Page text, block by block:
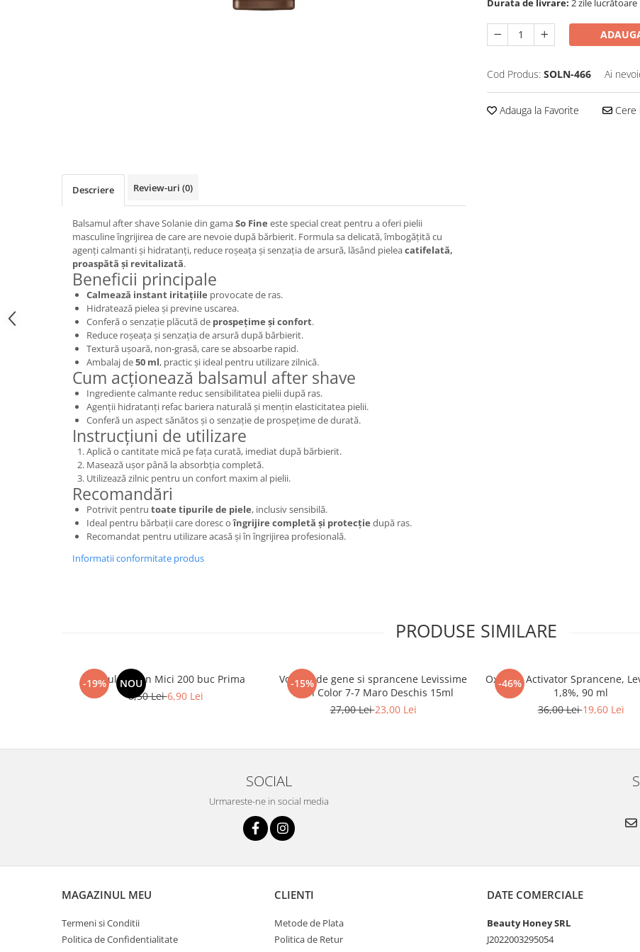
Durata de livrare: 2 zile lucrătoare
Cod Produs: SOLN-466 Ai
Adauga la Favorite Cere
Descriere Review-uri (0)
Balsamul after shave Solanie din gamaSo Fine este special creat pentru a oferi pielii
masculine îngrijirea de care are nevoie după bărbierit. Formula sa delicată, îmbogățită cu
agenți calmanti și hidratanți, reduce roșeața și senzația de arsură, lăsând pieleacatifelată,
proaspătă și revitalizată.
Beneficii principale
Calmează instant iritațiile provocate de ras.
Hidratează pielea și previne uscarea.
Conferă o senzație plăcută de prospețime și confort.
Reduce roșeața și senzația de arsură după bărbierit.
Textură ușoară, non-grasă, care se absoarbe rapid.
Ambalaj de50 ml, practic și ideal pentru utilizare zilnică.
Cum acționează balsamul after shave
Ingrediente calmante reduc sensibilitatea pielii după ras.
Agenții hidratanți refac bariera naturală și mențin elasticitatea pielii.
Conferă un aspect sănătos și o senzație de prospețime de durată.
Instrucțiuni de utilizare
Aplică o cantitate mică pe fața curată, imediat după bărbierit.
Masează ușor până la absorbția completă.
Utilizează zilnic pentru un confort maxim al pielii.
Recomandări
Potrivit pentru toate tipurile de piele, inclusiv sensibilă.
Ideal pentru bărbații care doresc oîngrijire completă și protecție după ras.
Recomandat pentru utilizare acasă și în îngrijirea profesională.
Informatii conformitate produs
PRODUSE SIMILARE
-19% NOU
Spatule Lemn Mici 200 buc Prima
8,50 Lei6,90 Lei
-15%
Vopsea de gene si sprancene Levissime
Lash Color 7-7 Maro Deschis 15ml
27,00 Lei23,00 Lei
-46%
Oxidant Activator Sprancene,
1,8%, 90 ml
36,00 Lei19,60 Lei
SOCIAL
Urmareste-ne in social media
MAGAZINUL MEU
Termeni si Conditii
Politica de Confidentialitate
CLIENTI
Metode de Plata
Politica de Retur
DATE COMERCIALE
Beauty Honey SRL
J2022003295054